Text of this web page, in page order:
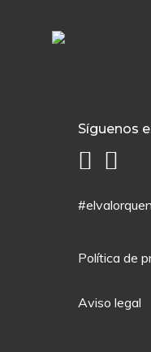
Síguenos
Política de
Aviso legal